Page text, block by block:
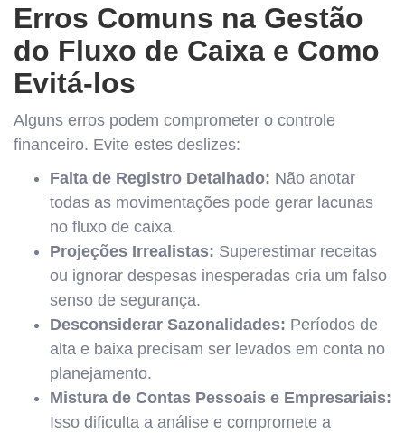
Erros Comuns na Gestão
do Fluxo de Caixa e Como
Evitá-los
Alguns erros podem comprometer o controle
financeiro. Evite estes deslizes:
Falta de Registro Detalhado: Não anotar
todas as movimentações pode gerar lacunas
no fluxo de caixa.
Projeções Irrealistas: Superestimar receitas
ou ignorar despesas inesperadas cria um falso
senso de segurança.
Desconsiderar Sazonalidades: Períodos de
alta e baixa precisam ser levados em conta no
planejamento.
Mistura de Contas Pessoais e Empresariais:
Isso dificulta a análise e compromete a